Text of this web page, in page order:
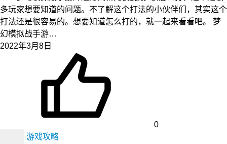
多玩家想要知道的问题。不了解这个打法的小伙伴们，其实这个
打法还是很容易的。想要知道怎么打的，就一起来看看吧。 梦
幻模拟战手游…
2022年3月8日
0
游戏攻略